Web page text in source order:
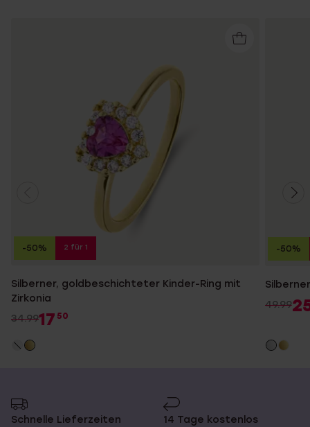
Silberner, goldbeschichteter Kinder-Ring mit
Zirkonia
34.9917 50
-50% 2 für 1
49.99
-50%
Schnelle Lieferzeiten
14 Tage kostenlos